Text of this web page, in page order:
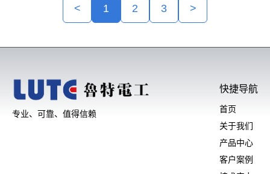
< 1 2 3 >
专业、可靠、值得信赖
快捷导航
首页
关于我们
产品中心
客户案例